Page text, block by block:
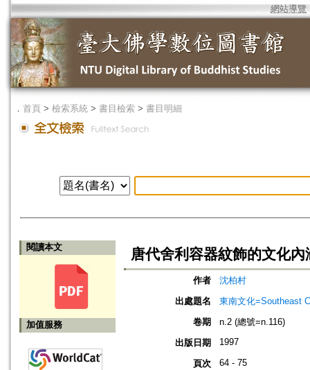
網站導覽
． 首頁 > 檢索系統 > 書目檢索 > 書目明細
閱讀本文
加值服務
唐代舍利容器紋飾的文化內
作者
沈柏村
出處題名
東南文化=Southeast
卷期
n.2 (總號=n.116)
出版日期
1997
頁次 64 - 75